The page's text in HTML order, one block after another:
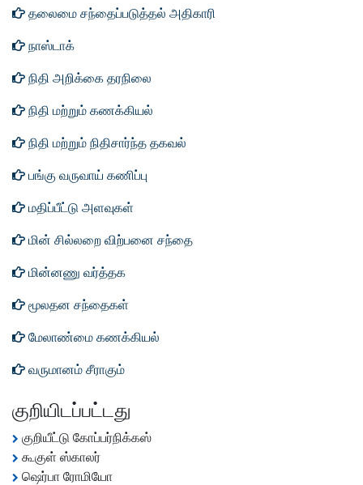
தலைமை சந்தைப்படுத்தல் அதிகாரி
நாஸ்டாக்
நிதி அறிக்கை தரநிலை
நிதி மற்றும் கணக்கியல்
நிதி மற்றும் நிதிசார்ந்த தகவல்
பங்கு வருவாய் கணிப்பு
மதிப்பீட்டு அளவுகள்
மின் சில்லறை விற்பனை சந்தை
மின்னணு வர்த்தக
மூலதன சந்தைகள்
மேலாண்மை கணக்கியல்
வருமானம் சீராகும்
குறியிடப்பட்டது
குறியீட்டு கோப்பர்நிக்கஸ்
கூகுள் ஸ்காலர்
ஷெர்பா ரோமியோ